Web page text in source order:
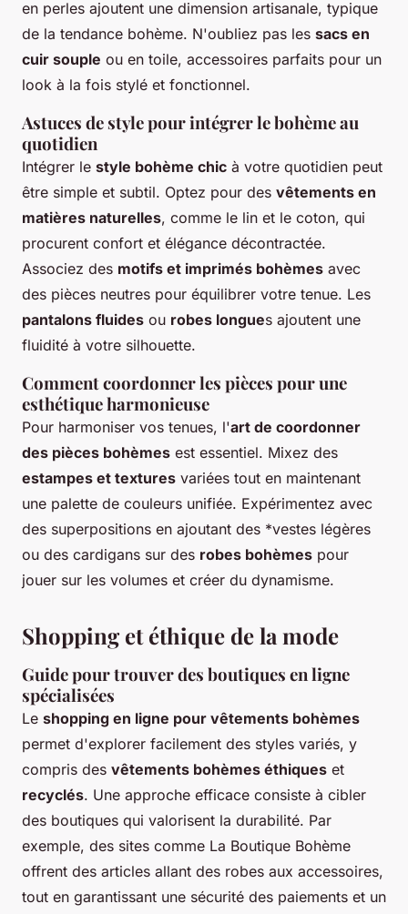
en perles ajoutent une dimension artisanale, typique
de la tendance bohème. N'oubliez pas les sacs en
cuir souple ou en toile, accessoires parfaits pour un
look à la fois stylé et fonctionnel.
Astuces de style pour intégrer le bohème au
quotidien
Intégrer le style bohème chic à votre quotidien peut
être simple et subtil. Optez pour des vêtements en
matières naturelles, comme le lin et le coton, qui
procurent confort et élégance décontractée.
Associez des motifs et imprimés bohèmes avec
des pièces neutres pour équilibrer votre tenue. Les
pantalons fluides ou robes longues ajoutent une
fluidité à votre silhouette.
Comment coordonner les pièces pour une
esthétique harmonieuse
Pour harmoniser vos tenues, l'art de coordonner
des pièces bohèmes est essentiel. Mixez des
estampes et textures variées tout en maintenant
une palette de couleurs unifiée. Expérimentez avec
des superpositions en ajoutant des *vestes légères
ou des cardigans sur des robes bohèmes pour
jouer sur les volumes et créer du dynamisme.
Shopping et éthique de la mode
Guide pour trouver des boutiques en ligne
spécialisées
Le shopping en ligne pour vêtements bohèmes
permet d'explorer facilement des styles variés, y
compris des vêtements bohèmes éthiques et
recyclés. Une approche efficace consiste à cibler
des boutiques qui valorisent la durabilité. Par
exemple, des sites comme La Boutique Bohème
offrent des articles allant des robes aux accessoires,
tout en garantissant une sécurité des paiements et un